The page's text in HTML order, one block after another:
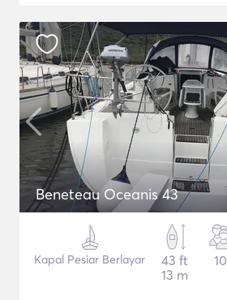
Beneteau Oceanis 43
Kapal Pesiar Berlayar
43 ft
13 m
10